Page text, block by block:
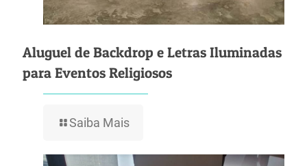
Aluguel de Backdrop e Letras Iluminadas
para Eventos Religiosos
Saiba Mais